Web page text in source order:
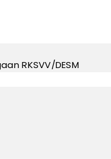
RKSVV/DESM